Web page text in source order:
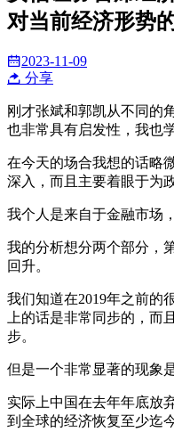
对当前经济形势
2023-11-09
分享
刚才张斌和郭凯从不同的
也非常具有启发性，我也
在今天的场合我想的话略
深入，而且主要着眼于为
我个人是来自于金融市场
我的分析想分两个部分，
回升。
我们知道在2019年之前的
上的话是非常同步的，
步。
但是一个非常显著的现象
实际上中国在去年年底放
到全球的经济恢复至少迄